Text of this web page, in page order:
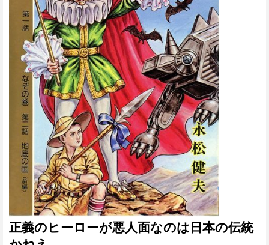
正義のヒーローが悪人面なのは日本の伝統